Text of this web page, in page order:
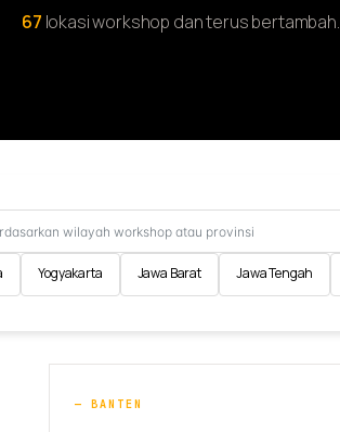
67 lokasi workshop dan terus bertambah.
Yogyakarta Jawa Barat Jawa Tengah
BANTEN